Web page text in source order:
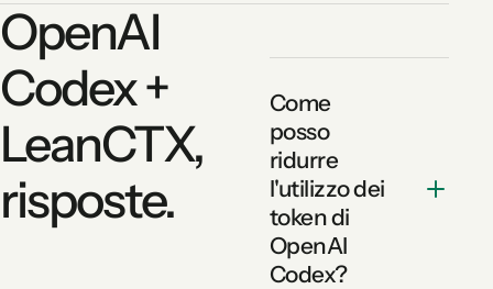
OpenAI
Codex +
LeanCTX,
risposte.
Come
posso
ridurre
l'utilizzo dei
token di
OpenAI
Codex?